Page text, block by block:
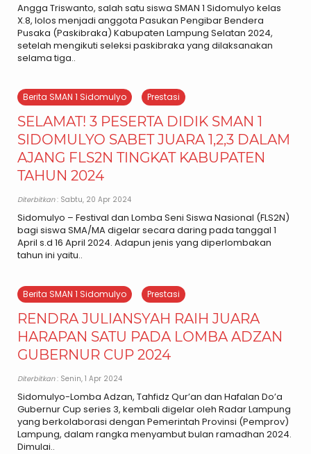
Angga Triswanto, salah satu siswa SMAN 1 Sidomulyo kelas
X.8, lolos menjadi anggota Pasukan Pengibar Bendera
Pusaka (Paskibraka) Kabupaten Lampung Selatan 2024,
setelah mengikuti seleksi paskibraka yang dilaksanakan
selama tiga..
Berita SMAN 1 Sidomulyo Prestasi
SELAMAT! 3 PESERTA DIDIK SMAN 1
SIDOMULYO SABET JUARA 1,2,3 DALAM
AJANG FLS2N TINGKAT KABUPATEN
TAHUN 2024
Diterbitkan: Sabtu, 20 Apr 2024
Sidomulyo – Festival dan Lomba Seni Siswa Nasional (FLS2N)
bagi siswa SMA/MA digelar secara daring pada tanggal 1
April s.d 16 April 2024. Adapun jenis yang diperlombakan
tahun ini yaitu..
Berita SMAN 1 Sidomulyo Prestasi
RENDRA JULIANSYAH RAIH JUARA
HARAPAN SATU PADA LOMBA ADZAN
GUBERNUR CUP 2024
Diterbitkan: Senin, 1 Apr 2024
Sidomulyo-Lomba Adzan, Tahfidz Qur’an dan Hafalan Do’a
Gubernur Cup series 3, kembali digelar oleh Radar Lampung
yang berkolaborasi dengan Pemerintah Provinsi (Pemprov)
Lampung, dalam rangka menyambut bulan ramadhan 2024.
Dimulai..